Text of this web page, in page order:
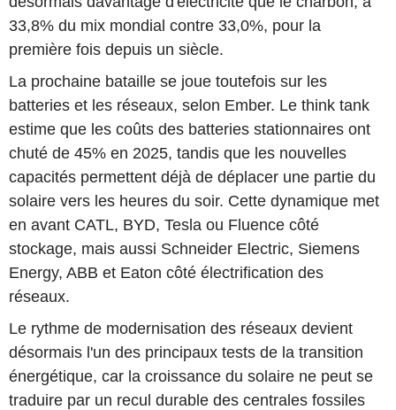
33,8% du mix mondial contre 33,0%, pour la
première fois depuis un siècle.
La prochaine bataille se joue toutefois sur les
batteries et les réseaux, selon Ember. Le think tank
estime que les coûts des batteries stationnaires ont
chuté de 45% en 2025, tandis que les nouvelles
capacités permettent déjà de déplacer une partie du
solaire vers les heures du soir. Cette dynamique met
en avant CATL, BYD, Tesla ou Fluence côté
stockage, mais aussi Schneider Electric, Siemens
Energy, ABB et Eaton côté électrification des
réseaux.
Le rythme de modernisation des réseaux devient
désormais l'un des principaux tests de la transition
énergétique, car la croissance du solaire ne peut se
traduire par un recul durable des centrales fossiles